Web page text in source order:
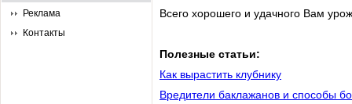
Реклама
Контакты
Всего хорошего и удачного Вам
Полезные статьи:
Как вырастить клубнику
Вредители баклажанов и способы